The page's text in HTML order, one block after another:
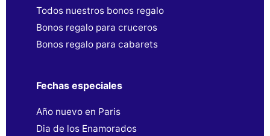
Todos nuestros bonos regalo
Bonos regalo para cruceros
Bonos regalo para cabarets
Fechas especiales
Año nuevo en Paris
Dia de los Enamorados